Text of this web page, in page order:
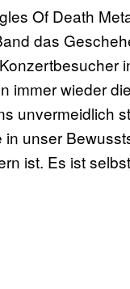
Of Death
das
immer wieder
unvermeidlich
unser
ist. Es ist